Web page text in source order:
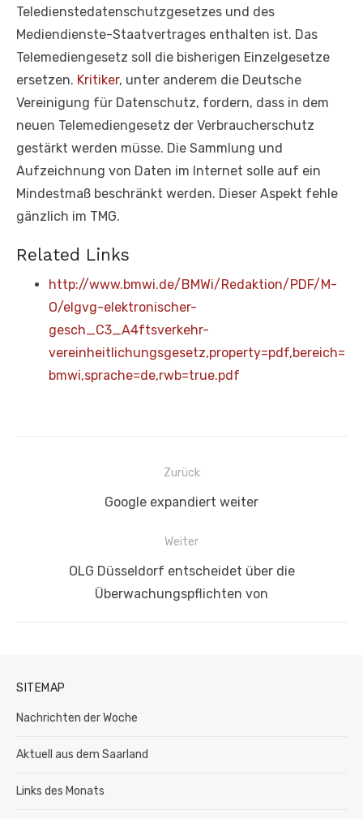
Teledienstedatenschutzgesetzes und des
Mediendienste-Staatvertrages enthalten ist. Das
Telemediengesetz soll die bisherigen Einzelgesetze
ersetzen. Kritiker, unter anderem die Deutsche
Vereinigung für Datenschutz, fordern, dass in dem
neuen Telemediengesetz der Verbraucherschutz
gestärkt werden müsse. Die Sammlung und
Aufzeichnung von Daten im Internet solle auf ein
Mindestmaß beschränkt werden. Dieser Aspekt fehle
gänzlich im TMG.
Related Links
http://www.bmwi.de/BMWi/Redaktion/PDF/M-
O/elgvg-elektronischer-
gesch_C3_A4ftsverkehr-
vereinheitlichungsgesetz,property=pdf,bereich=
bmwi,sprache=de,rwb=true.pdf
Beitragsnavigation
Zurück
Vorheriger
Google expandiert weiter
Weiter
NächsterOLG Düsseldorf entscheidet über die
Überwachungspflichten von
SITEMAP
Nachrichten der Woche
Aktuell aus dem Saarland
Links des Monats